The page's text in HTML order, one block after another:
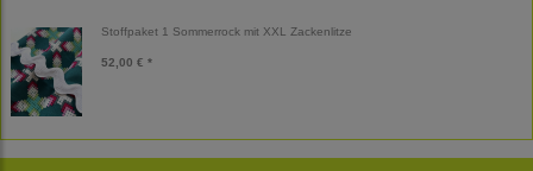
Stoffpaket 1 Sommerrock mit XXL Zackenlitze
52,00 € *